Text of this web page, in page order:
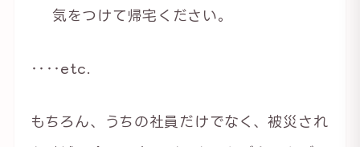
気をつけて帰宅ください。
‥‥etc.
もちろん、うちの社員だけでなく、被災され